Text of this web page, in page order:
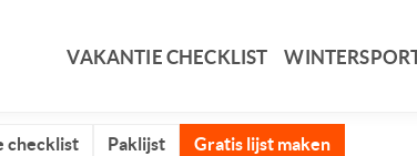
VAKANTIE CHECKLIST
checklist Paklijst Gratis lijst maken